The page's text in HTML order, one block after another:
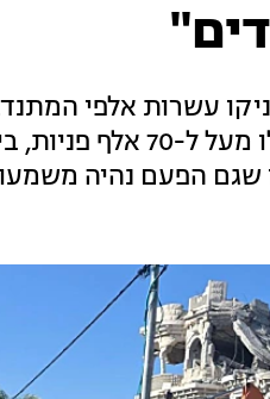
עשרות אלפי
ישראל במהלך 12 ימי המבצע. במוקד הארגון
שגם הפעם נהיה